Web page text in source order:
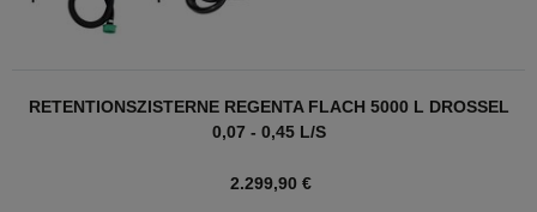
RETENTIONSZISTERNE REGENTA FLACH 5000 L DROSSEL
0,07 - 0,45 L/S
2.299,90 €